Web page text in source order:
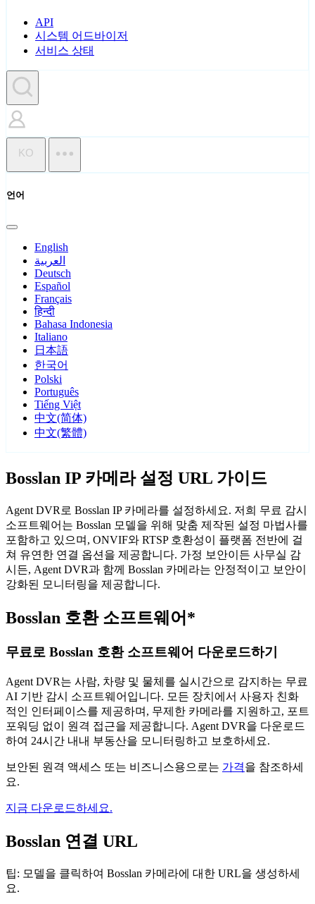
API
시스템 어드바이저
서비스 상태
KO
언어
English
العربية
Deutsch
Español
Français
हिन्दी
Bahasa Indonesia
Italiano
日本語
한국어
Polski
Português
Tiếng Việt
中文(简体)
中文(繁體)
Bosslan IP 카메라 설정 URL 가이드
Agent DVR로 Bosslan IP 카메라를 설정하세요. 저희 무료 감시
소프트웨어는 Bosslan 모델을 위해 맞춤 제작된 설정 마법사를
포함하고 있으며, ONVIF와 RTSP 호환성이 플랫폼 전반에 걸
쳐 유연한 연결 옵션을 제공합니다. 가정 보안이든 사무실 감
시든, Agent DVR과 함께 Bosslan 카메라는 안정적이고 보안이
강화된 모니터링을 제공합니다.
Bosslan 호환 소프트웨어*
무료로 Bosslan 호환 소프트웨어 다운로드하기
Agent DVR는 사람, 차량 및 물체를 실시간으로 감지하는 무료
AI 기반 감시 소프트웨어입니다. 모든 장치에서 사용자 친화
적인 인터페이스를 제공하며, 무제한 카메라를 지원하고, 포트
포워딩 없이 원격 접근을 제공합니다. Agent DVR을 다운로드
하여 24시간 내내 부동산을 모니터링하고 보호하세요.
보안된 원격 액세스 또는 비즈니스용으로는 가격을 참조하세
요.
지금 다운로드하세요.
Bosslan 연결 URL
팁: 모델을 클릭하여 Bosslan 카메라에 대한 URL을 생성하세
요.